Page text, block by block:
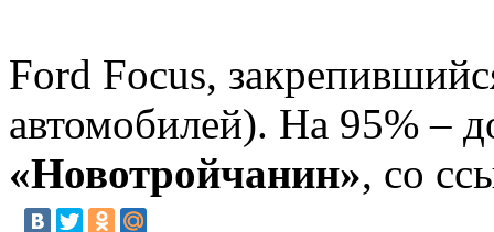
Ford Focus,
автомобилей). На 95% –
«Новотройчанин», со